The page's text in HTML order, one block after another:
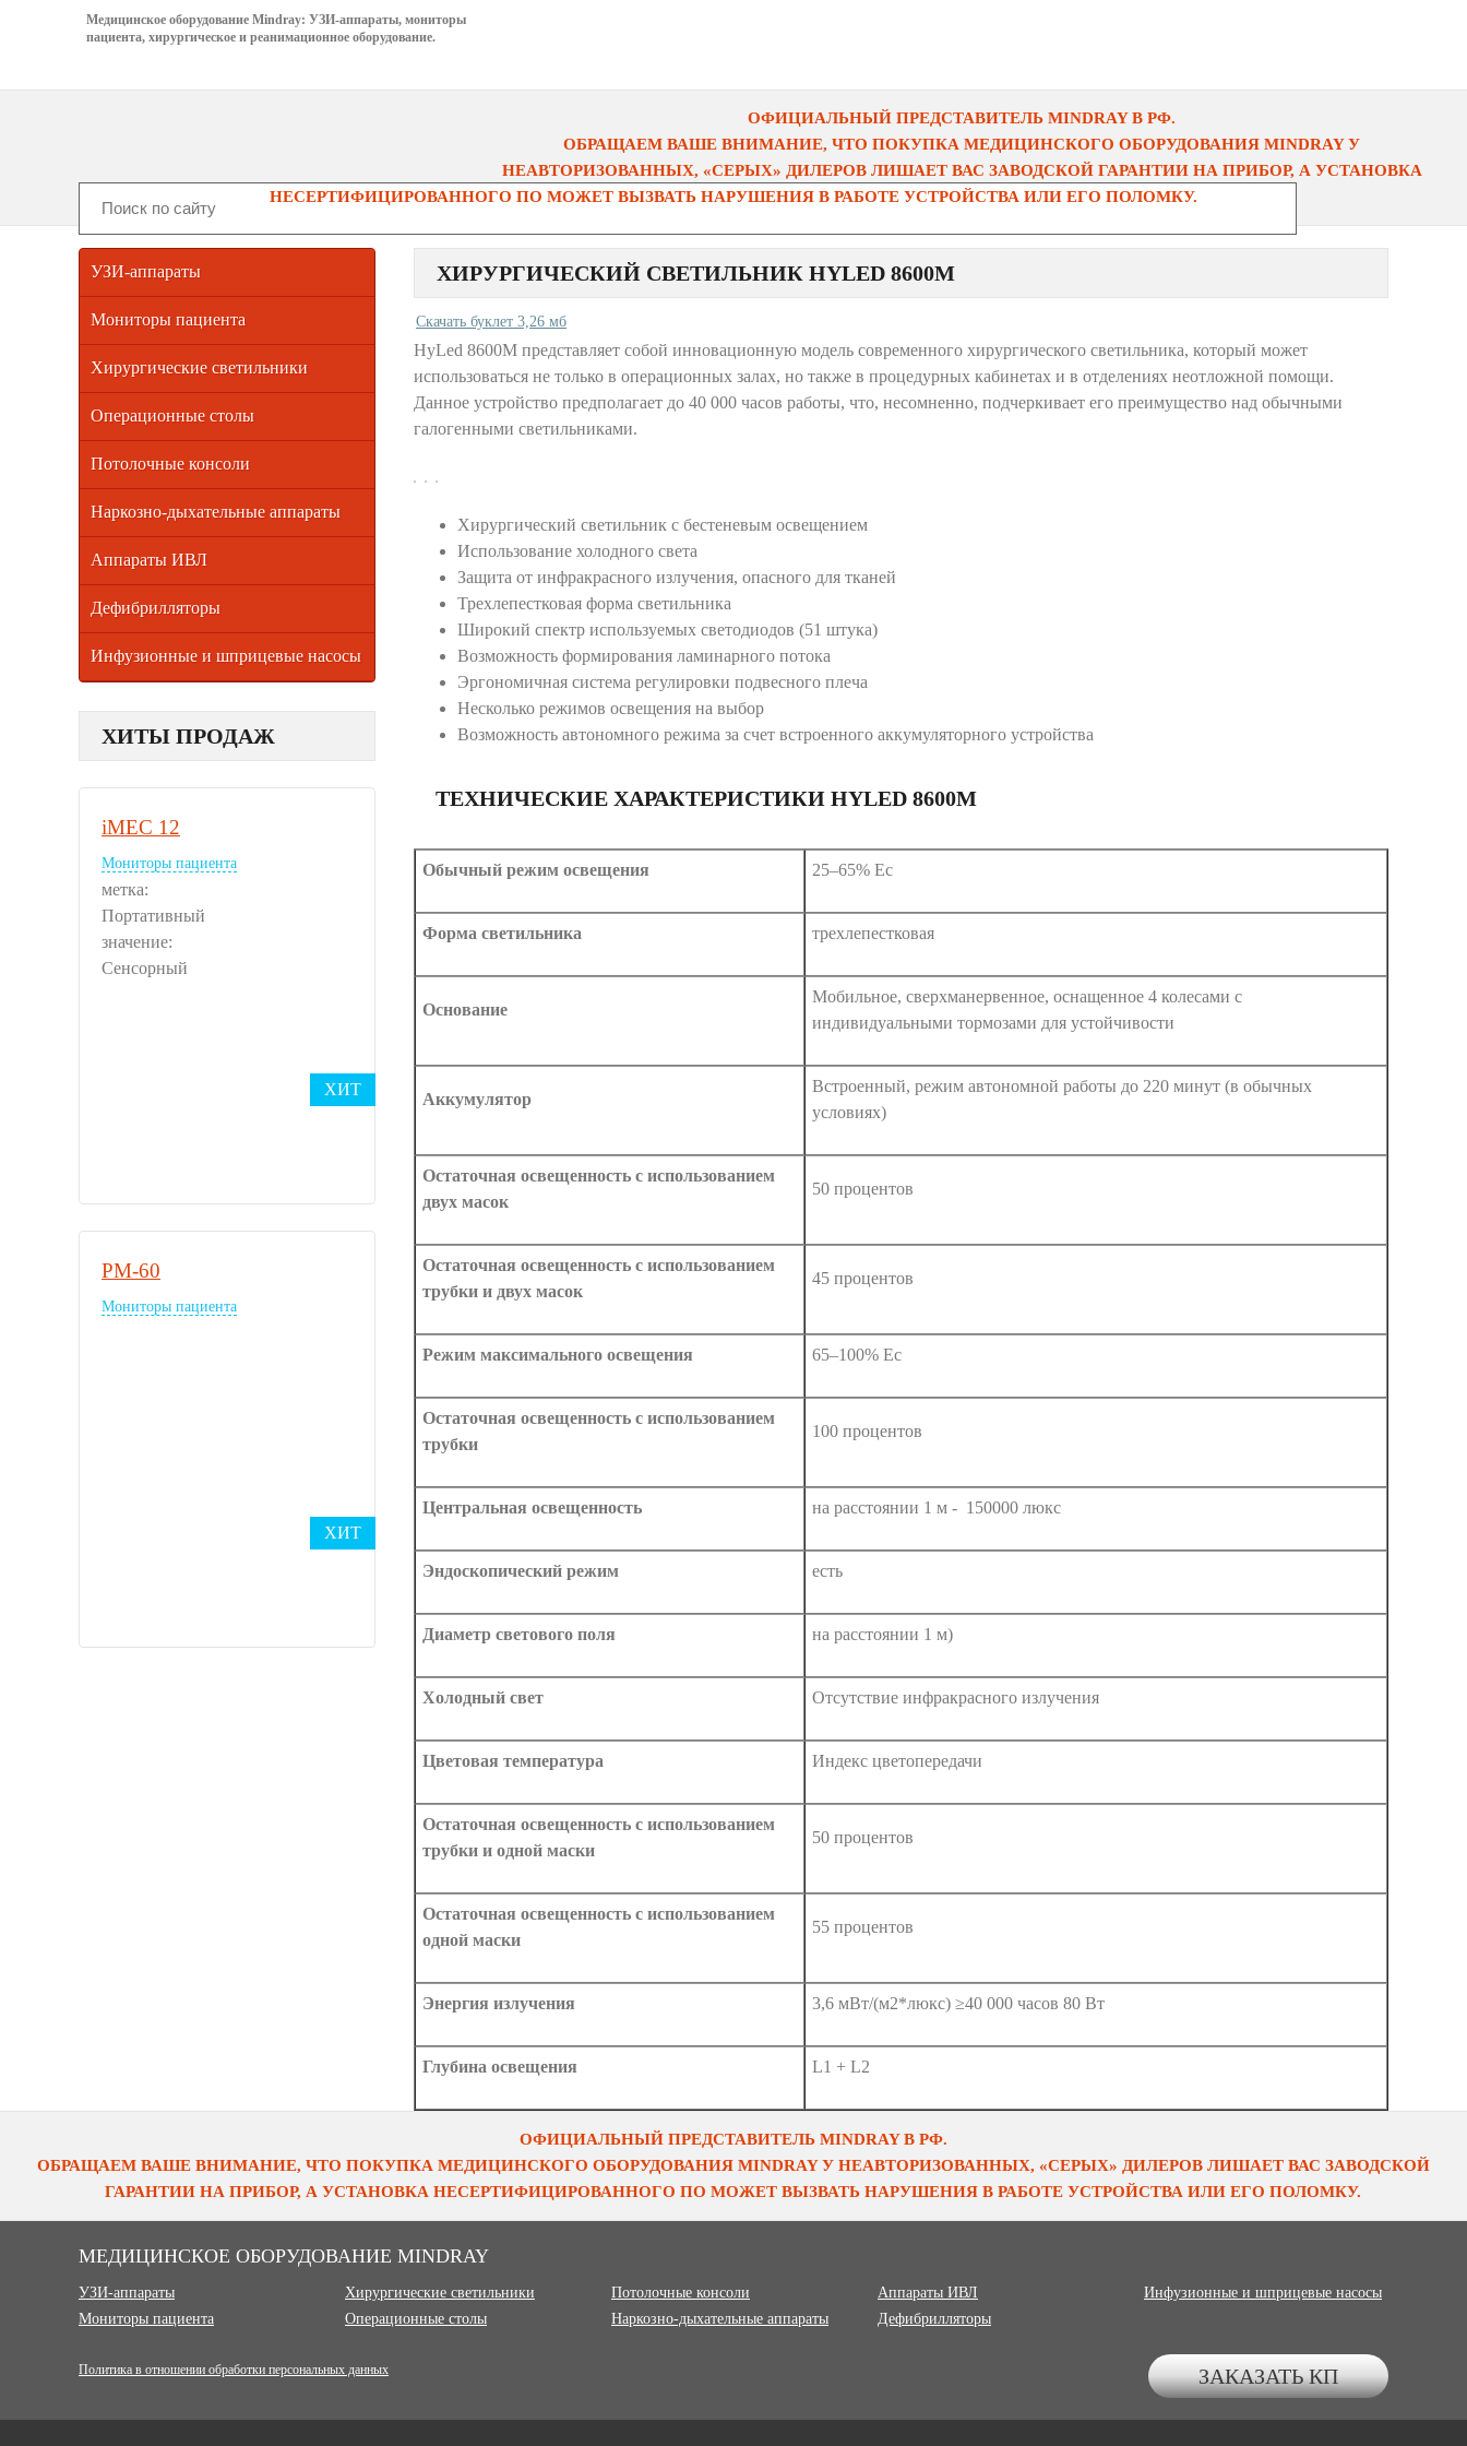
Медицинское оборудование Mindray: УЗИ-аппараты, мониторы
пациента, хирургическое и реанимационное оборудование.
ОФИЦИАЛЬНЫЙ ПРЕДСТАВИТЕЛЬ MINDRAY В РФ.
ОБРАЩАЕМ ВАШЕ ВНИМАНИЕ, ЧТО ПОКУПКА МЕДИЦИНСКОГО ОБОРУДОВАНИЯ MINDRAY У
НЕАВТОРИЗОВАННЫХ, «СЕРЫХ» ДИЛЕРОВ ЛИШАЕТ ВАС ЗАВОДСКОЙ ГАРАНТИИ НА ПРИБОР, А УСТАНОВКА
НЕСЕРТИФИЦИРОВАННОГО ПО МОЖЕТ ВЫЗВАТЬ НАРУШЕНИЯ В РАБОТЕ УСТРОЙСТВА ИЛИ ЕГО ПОЛОМКУ.
УЗИ-аппараты
Мониторы пациента
Хирургические светильники
Операционные столы
Потолочные консоли
Наркозно-дыхательные аппараты
Аппараты ИВЛ
Дефибрилляторы
Инфузионные и шприцевые насосы
ХИТЫ ПРОДАЖ
iMEC 12
ХИТ
Мониторы пациента
метка:
Портативный
значение:
Сенсорный
PM-60
ХИТ
Мониторы пациента
ХИРУРГИЧЕСКИЙ СВЕТИЛЬНИК HYLED 8600M
Скачать буклет 3,26 мб
HyLed 8600M представляет собой инновационную модель современного хирургического светильника, который может
использоваться не только в операционных залах, но также в процедурных кабинетах и в отделениях неотложной помощи.
Данное устройство предполагает до 40 000 часов работы, что, несомненно, подчеркивает его преимущество над обычными
галогенными светильниками.
Хирургический светильник с бестеневым освещением
Использование холодного света
Защита от инфракрасного излучения, опасного для тканей
Трехлепестковая форма светильника
Широкий спектр используемых светодиодов (51 штука)
Возможность формирования ламинарного потока
Эргономичная система регулировки подвесного плеча
Несколько режимов освещения на выбор
Возможность автономного режима за счет встроенного аккумуляторного устройства
ТЕХНИЧЕСКИЕ ХАРАКТЕРИСТИКИ HYLED 8600M
Обычный режим освещения 25–65% Ec
Форма светильника трехлепестковая
Основание
Мобильное, сверхманервенное, оснащенное 4 колесами с
индивидуальными тормозами для устойчивости
Аккумулятор
Встроенный, режим автономной работы до 220 минут (в обычных
условиях)
Остаточная освещенность с использованием
двух масок
50 процентов
Остаточная освещенность с использованием
трубки и двух масок
45 процентов
Режим максимального освещения 65–100% Ec
Остаточная освещенность с использованием
трубки
100 процентов
Центральная освещенность на расстоянии 1 м - 150000 люкс
Эндоскопический режим есть
Диаметр светового поля на расстоянии 1 м)
Холодный свет Отсутствие инфракрасного излучения
Цветовая температура Индекс цветопередачи
Остаточная освещенность с использованием
трубки и одной маски
50 процентов
Остаточная освещенность с использованием
одной маски
55 процентов
Энергия излучения 3,6 мВт/(м2*люкс) ≥40 000 часов 80 Вт
Глубина освещения L1 + L2
ОФИЦИАЛЬНЫЙ ПРЕДСТАВИТЕЛЬ MINDRAY В РФ.
ОБРАЩАЕМ ВАШЕ ВНИМАНИЕ, ЧТО ПОКУПКА МЕДИЦИНСКОГО ОБОРУДОВАНИЯ MINDRAY У НЕАВТОРИЗОВАННЫХ, «СЕРЫХ» ДИЛЕРОВ ЛИШАЕТ ВАС ЗАВОДСКОЙ
ГАРАНТИИ НА ПРИБОР, А УСТАНОВКА НЕСЕРТИФИЦИРОВАННОГО ПО МОЖЕТ ВЫЗВАТЬ НАРУШЕНИЯ В РАБОТЕ УСТРОЙСТВА ИЛИ ЕГО ПОЛОМКУ.
МЕДИЦИНСКОЕ ОБОРУДОВАНИЕ MINDRAY
УЗИ-аппараты
Мониторы пациента
Хирургические светильники
Операционные столы
Потолочные консоли
Наркозно-дыхательные аппараты
Аппараты ИВЛ
Дефибрилляторы
Инфузионные и шприцевые насосы
Политика в отношении обработки персональных данных ЗАКАЗАТЬ КП